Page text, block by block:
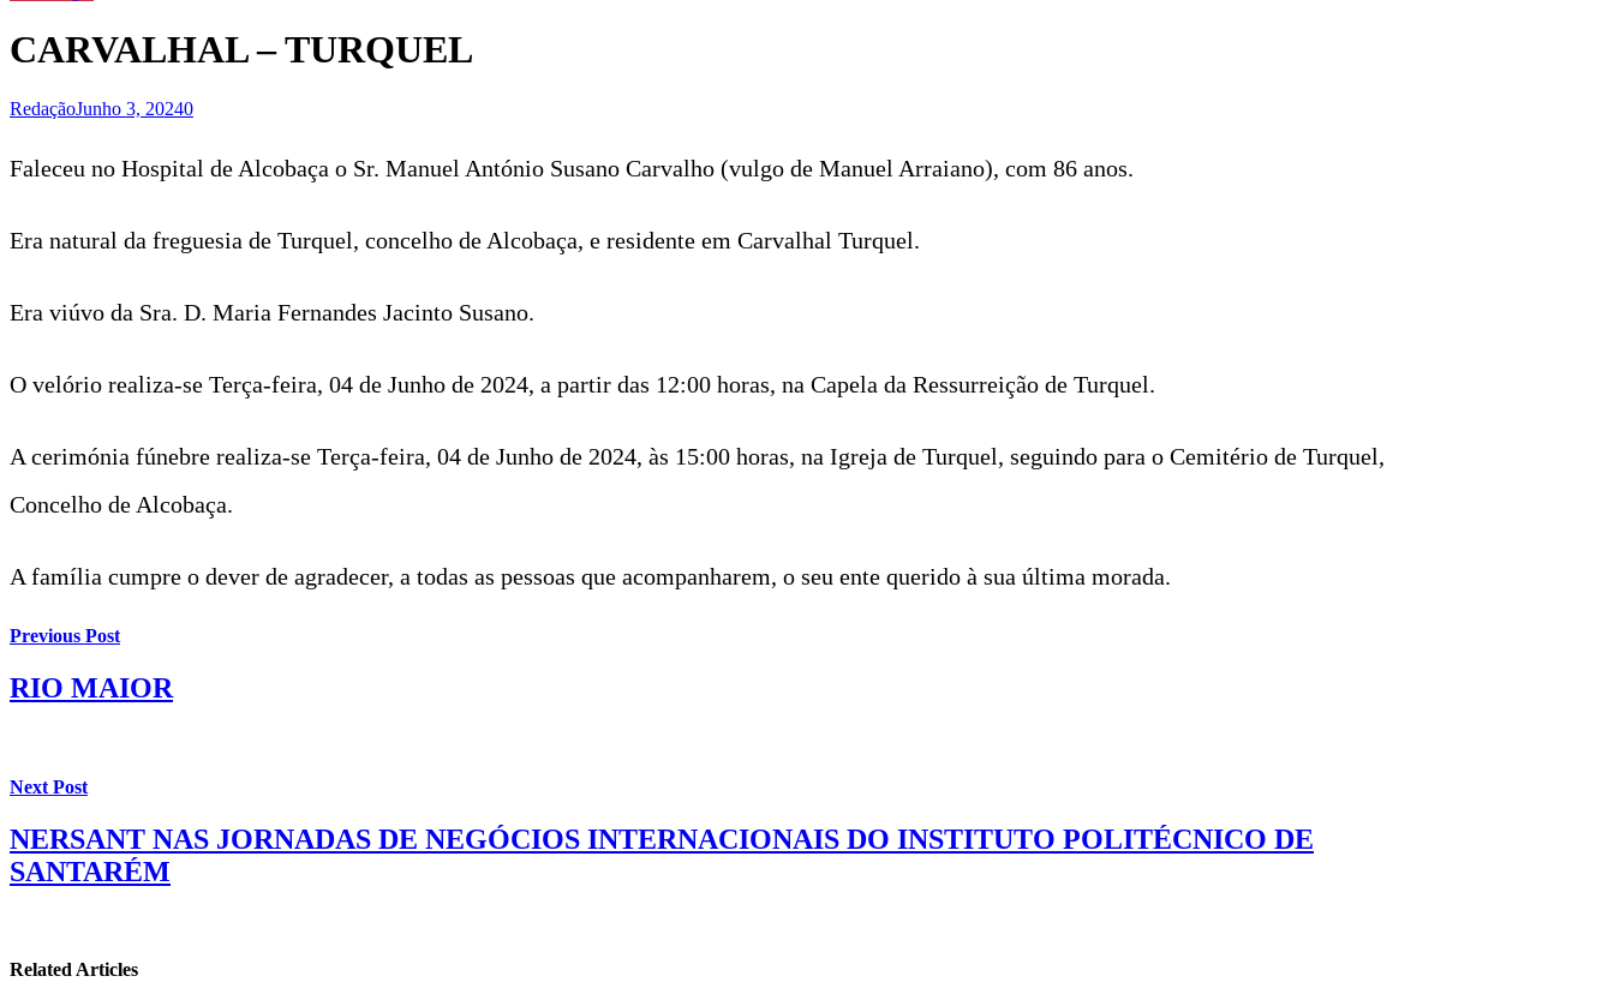
CARVALHAL – TURQUEL
RedaçãoJunho 3, 20240
Faleceu no Hospital de Alcobaça o Sr. Manuel António Susano Carvalho (vulgo de Manuel Arraiano), com 86 anos.
Era natural da freguesia de Turquel, concelho de Alcobaça, e residente em Carvalhal Turquel.
Era viúvo da Sra. D. Maria Fernandes Jacinto Susano.
O velório realiza-se Terça-feira, 04 de Junho de 2024, a partir das 12:00 horas, na Capela da Ressurreição de Turquel.
A cerimónia fúnebre realiza-se Terça-feira, 04 de Junho de 2024, às 15:00 horas, na Igreja de Turquel, seguindo para o Cemitério de Turquel,
Concelho de Alcobaça.
A família cumpre o dever de agradecer, a todas as pessoas que acompanharem, o seu ente querido à sua última morada.
Previous Post
RIO MAIOR
Next Post
NERSANT NAS JORNADAS DE NEGÓCIOS INTERNACIONAIS DO INSTITUTO POLITÉCNICO DE
SANTARÉM
Related Articles